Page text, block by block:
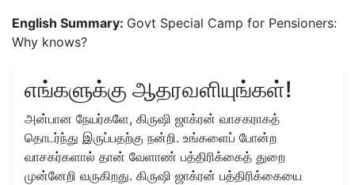
English Summary: Govt Special Camp for Pensioners:
Why knows?
எங்களுக்கு ஆதரவளியுங்கள்!
அன்பான நேயர்களே, கிருஷி ஜாக்ரன் வாசகராகத்
தொடர்ந்து இருப்பதற்கு நன்றி. உங்களைப் போன்ற
வாசகர்களால் தான் வேளாண் பத்திரிக்கைத் துறை
முன்னேறி வருகிறது. கிருஷி ஜாக்ரன் பத்திரிக்கையை